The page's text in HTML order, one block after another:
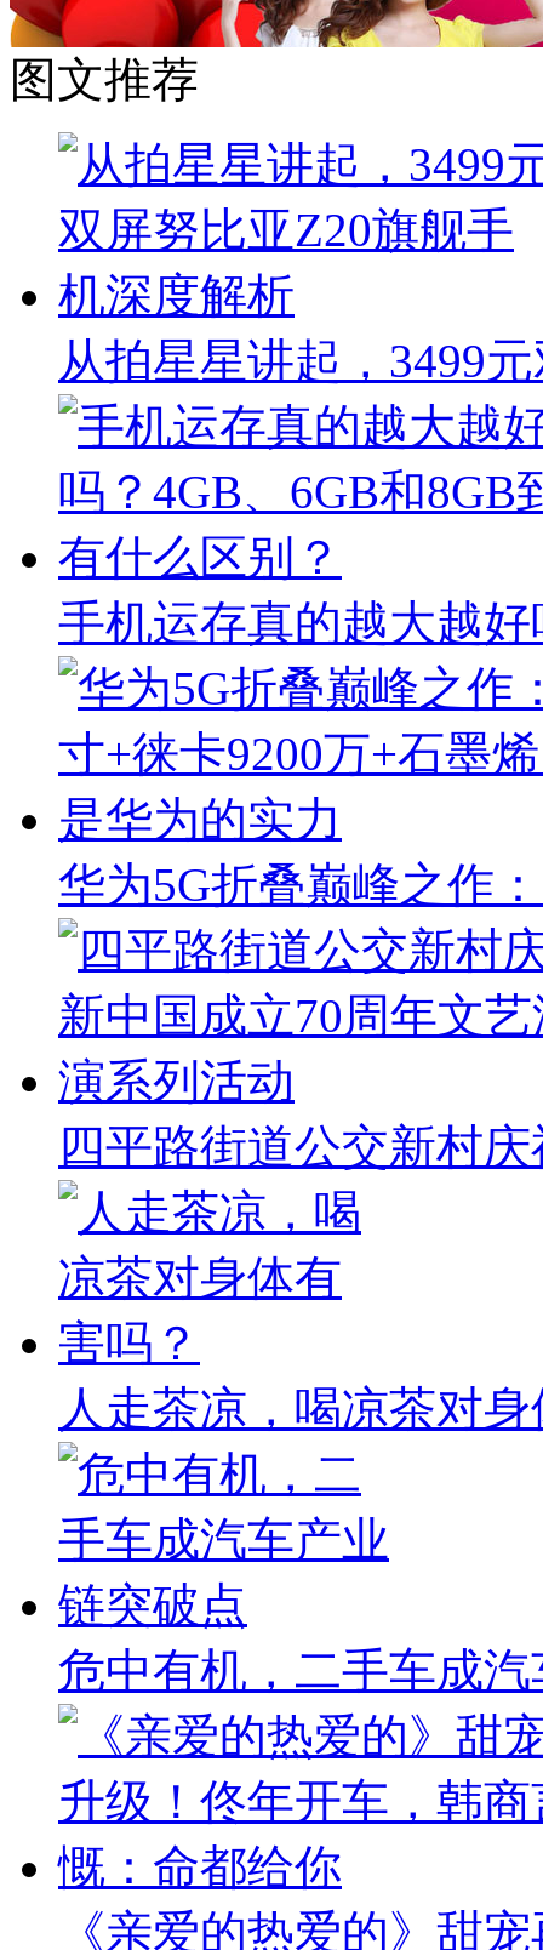
图文推荐
从拍星星讲起，3499
手机运存真的越大越
华为5G折叠巅峰之作
四平路街道公交新村
人走茶凉，喝凉茶对
危中有机，二手车成
《亲爱的热爱的》甜